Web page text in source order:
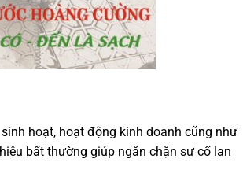
hoạt, hoạt động kinh doanh cũng như
bất thường giúp ngăn chặn sự cố lan